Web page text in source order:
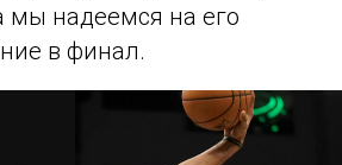
мы надеемся на его
в финал.